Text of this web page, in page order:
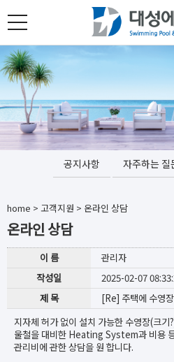
toggle
navigation
공지사항 자주하는 질
home > 고객지원 > 온라인 상담
온라인 상담
이 름
관리자
작성일
2025-02-07
제 목
[Re] 주택에 수영
지자체 허가 없이 설치 가능한 수영장(크
울철을 대비한 Heating System과 비용
관리비에 관한 상담을 원 합니다.